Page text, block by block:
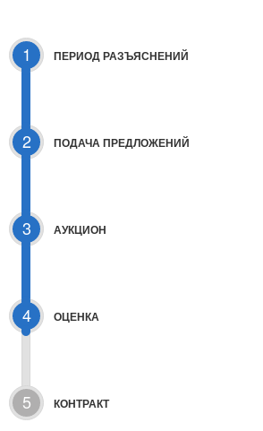
1 ПЕРИОД РАЗЪЯСНЕНИЙ
2 ПОДАЧА ПРЕДЛОЖЕНИЙ
3 АУКЦИОН
4 ОЦЕНКА
5 КОНТРАКТ